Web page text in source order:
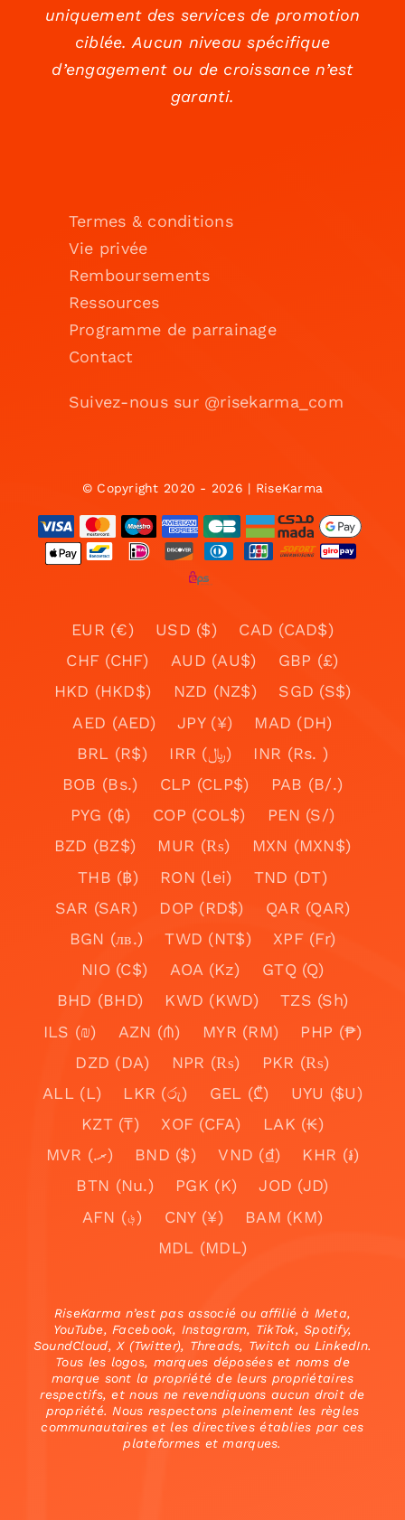
uniquement des services de promotion
ciblée. Aucun niveau spécifique
d’engagement ou de croissance n’est
garanti.
Termes & conditions
Vie privée
Remboursements
Ressources
Programme de parrainage
Contact
Suivez-nous sur @risekarma_com
© Copyright 2020 - 2026 | RiseKarma
EUR (€) USD ($)
CAD (CAD$)
CHF (CHF)
AUD (AU$)
GBP (£)
HKD (HKD$)
NZD (NZ$)
SGD (S$)
AED (AED)
JPY (¥)
MAD (DH)
BRL (R$)
IRR (﷼)
INR (Rs. )
BOB (Bs.)
CLP (CLP$)
PAB (B/.)
PYG (₲)
COP (COL$)
PEN (S/)
BZD (BZ$)
MUR (₨)
MXN (MXN$)
THB (฿)
RON (lei)
TND (DT)
SAR (SAR)
DOP (RD$)
QAR (QAR)
BGN (лв.)
TWD (NT$)
XPF (Fr)
NIO (C$)
AOA (Kz)
GTQ (Q)
BHD (BHD)
KWD (KWD)
TZS (Sh)
ILS (₪)
AZN (₼) MYR (RM)
PHP (₱)
DZD (DA)
NPR (₨)
PKR (₨)
ALL (L)
LKR (රු) GEL (₾)
UYU ($U)
KZT (₸)
XOF (CFA)
LAK (₭)
MVR (.ރ)
BND ($) VND (₫)
KHR (៛)
BTN (Nu.)
PGK (K)
JOD (JD)
AFN (؋)
CNY (¥)
BAM (KM)
MDL (MDL)
RiseKarma n’est pas associé ou affilié à Meta,
YouTube, Facebook, Instagram, TikTok, Spotify,
SoundCloud, X (Twitter), Threads, Twitch ou LinkedIn.
Tous les logos, marques déposées et noms de
marque sont la propriété de leurs propriétaires
respectifs, et nous ne revendiquons aucun droit de
propriété. Nous respectons pleinement les règles
communautaires et les directives établies par ces
plateformes et marques.